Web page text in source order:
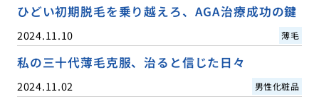
ひどい初期脱毛を乗り越えろ、AGA治療成功の鍵
2024.11.10 薄毛
私の三十代薄毛克服、治ると信じた日々
2024.11.02 男性化粧品